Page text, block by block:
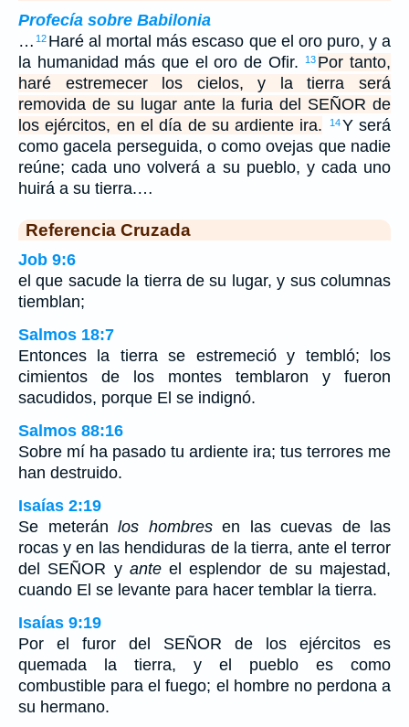
Profecía sobre Babilonia
… 12 Haré al mortal más escaso que el oro puro, y a
la humanidad más que el oro de Ofir.
13 Por tanto,
haré estremecer los cielos, y la tierra será
removida de su lugar ante la furia del SEÑOR de
los ejércitos, en el día de su ardiente ira.
14Y será
como gacela perseguida, o como ovejas que nadie
reúne; cada uno volverá a su pueblo, y cada uno
huirá a su tierra.…
Referencia Cruzada
Job 9:6
el que sacude la tierra de su lugar, y sus columnas
tiemblan;
Salmos 18:7
Entonces la tierra se estremeció y tembló; los
cimientos de los montes temblaron y fueron
sacudidos, porque El se indignó.
Salmos 88:16
Sobre mí ha pasado tu ardiente ira; tus terrores me
han destruido.
Isaías 2:19
Se meterán los hombresen las cuevas de las
rocas y en las hendiduras de la tierra, ante el terror
del SEÑOR y anteel esplendor de su majestad,
cuando El se levante para hacer temblar la tierra.
Isaías 9:19
Por el furor del SEÑOR de los ejércitos es
quemada la tierra, y el pueblo es como
combustible para el fuego; el hombre no perdona a
su hermano.